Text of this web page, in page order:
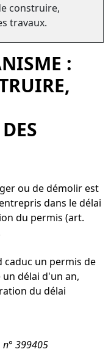
construire,
travaux.
:
ou de démolir est
dans le délai
du permis (art.
caduc un permis de
délai d'un an,
du délai
n° 399405